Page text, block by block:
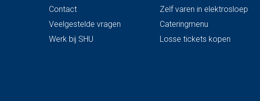
Contact
Veelgestelde vragen
Werk bij SHU
Zelf varen in elektrosloep
Cateringmenu
Losse tickets kopen